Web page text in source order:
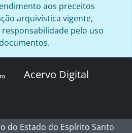
aos preceitos
arquivística vigente,
pelo uso
Acervo Digital
do Estado do Espírito Santo